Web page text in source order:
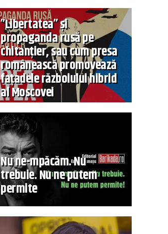
”Libertatea” și
propaganda rusă pe
chitanțier, sau cum presa
românească promovează
fațadele războiului hibrid
al Moscovei
Nu ne-mpăcăm. Nu
trebuie. Nu ne putem
permite